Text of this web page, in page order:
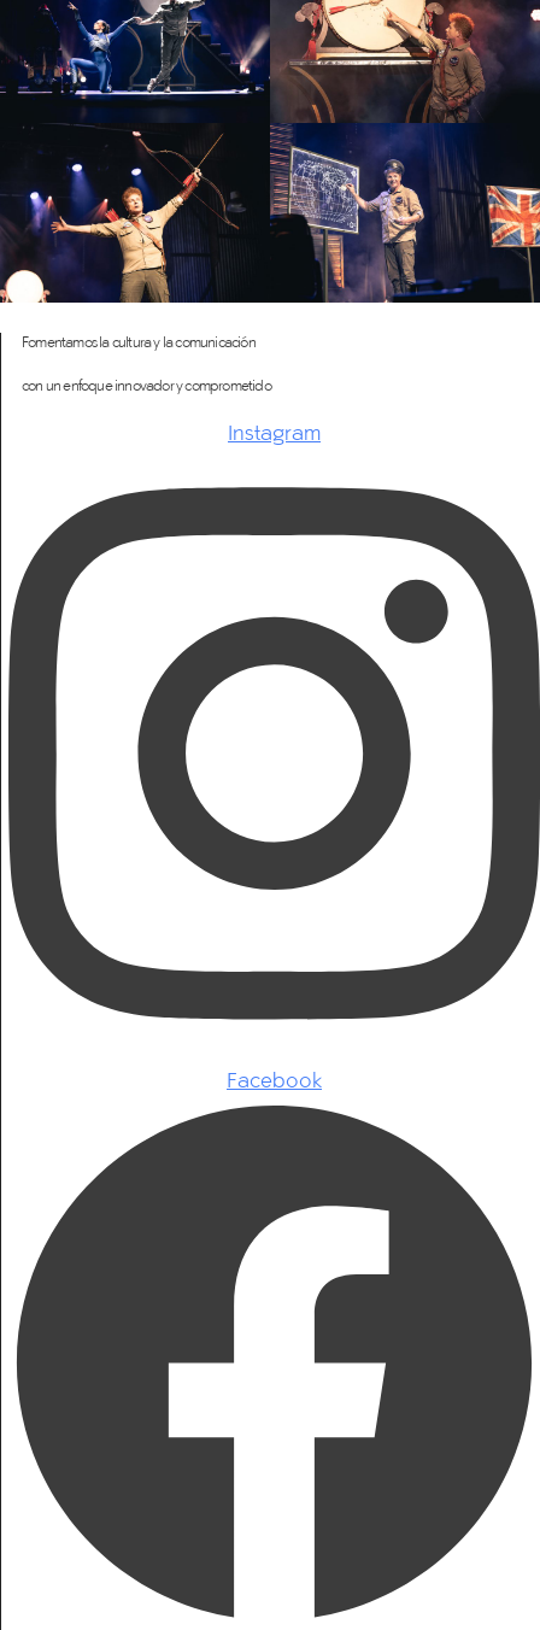
Fomentamos la cultura y la comunicación
con un enfoque innovador y comprometido
Instagram
Facebook